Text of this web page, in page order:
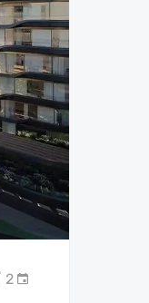
2 أبريل 2026